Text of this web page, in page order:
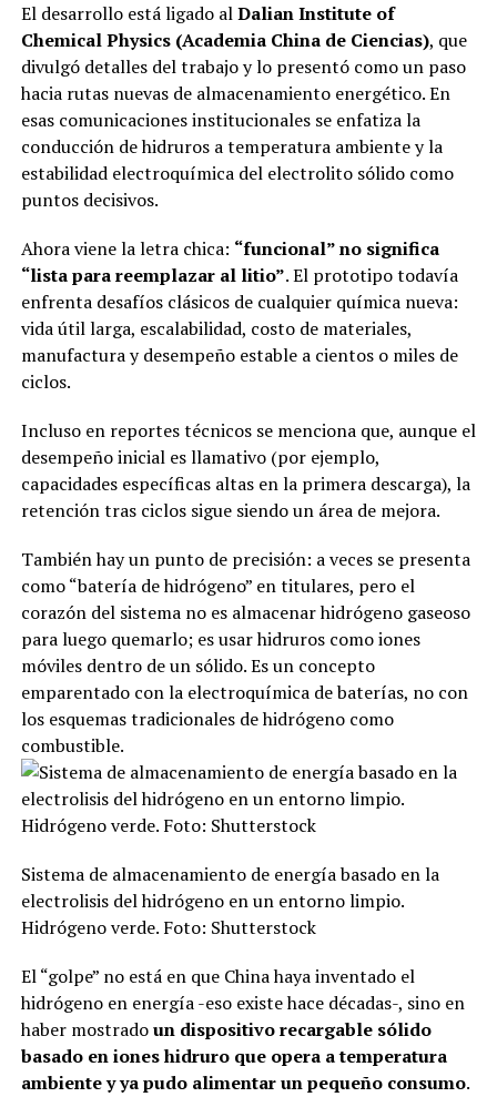
El desarrollo está ligado alDalian Institute of
Chemical Physics (Academia China de Ciencias), que
divulgó detalles del trabajo y lo presentó como un paso
hacia rutas nuevas de almacenamiento energético. En
esas comunicaciones institucionales se enfatiza la
conducción de hidruros a temperatura ambiente y la
estabilidad electroquímica del electrolito sólido como
puntos decisivos.
Ahora viene la letra chica: “funcional” no significa
“lista para reemplazar al litio”. El prototipo todavía
enfrenta desafíos clásicos de cualquier química nueva:
vida útil larga, escalabilidad, costo de materiales,
manufactura y desempeño estable a cientos o miles de
ciclos.
Incluso en reportes técnicos se menciona que, aunque el
desempeño inicial es llamativo (por ejemplo,
capacidades específicas altas en la primera descarga), la
retención tras ciclos sigue siendo un área de mejora.
También hay un punto de precisión: a veces se presenta
como “batería de hidrógeno” en titulares, pero el
corazón del sistema no es almacenar hidrógeno gaseoso
para luego quemarlo; es usar hidruros como iones
móviles dentro de un sólido. Es un concepto
emparentado con la electroquímica de baterías, no con
los esquemas tradicionales de hidrógeno como
combustible.
Sistema de almacenamiento de energía basado en la
electrolisis del hidrógeno en un entorno limpio.
Hidrógeno verde. Foto: Shutterstock
El “golpe” no está en que China haya inventado el
hidrógeno en energía -eso existe hace décadas-, sino en
haber mostradoun dispositivo recargable sólido
basado en iones hidruro que opera a temperatura
ambiente y ya pudo alimentar un pequeño consumo.